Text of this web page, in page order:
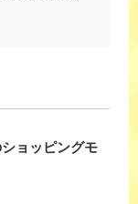
ョッピングモ